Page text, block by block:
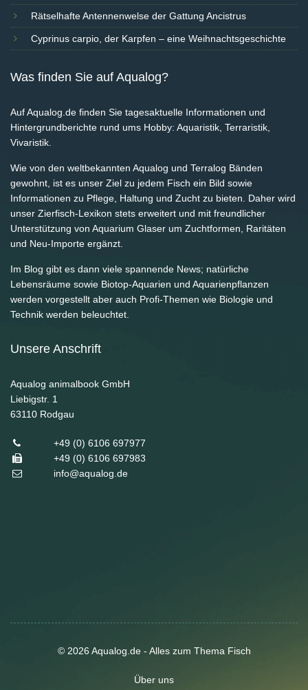
Rätselhafte Antennenwelse der Gattung Ancistrus
Cyprinus carpio, der Karpfen – eine Weihnachtsgeschichte
Was finden Sie auf Aqualog?
Auf Aqualog.de finden Sie tagesaktuelle Informationen und
Hintergrundberichte rund ums Hobby: Aquaristik, Terraristik,
Vivaristik.
Wie von den weltbekannten Aqualog und Terralog Bänden
gewohnt, ist es unser Ziel zu jedem Fisch ein Bild sowie
Informationen zu Pflege, Haltung und Zucht zu bieten. Daher wird
unser Zierfisch-Lexikon stets erweitert und mit freundlicher
Unterstützung von Aquarium Glaser um Zuchtformen, Raritäten
und Neu-Importe ergänzt.
Im Blog gibt es dann viele spannende News; natürliche
Lebensräume sowie Biotop-Aquarien und Aquarienpflanzen
werden vorgestellt aber auch Profi-Themen wie Biologie und
Technik werden beleuchtet.
Unsere Anschrift
Aqualog animalbook GmbH
Liebigstr. 1
63110 Rodgau
+49 (0) 6106 697977
+49 (0) 6106 697983
info@aqualog.de
© 2026 Aqualog.de - Alles zum Thema Fisch
Über uns